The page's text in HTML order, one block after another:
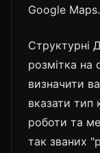
Google Maps.
Структурні
розмітка на
визначити
вказати тип
роботи та
так званих